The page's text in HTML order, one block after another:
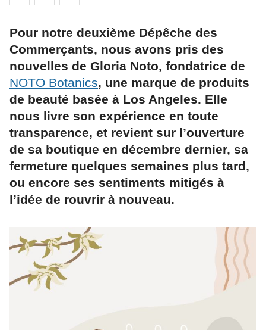
Pour notre deuxième Dépêche des
Commerçants, nous avons pris des
nouvelles de Gloria Noto, fondatrice de
NOTO Botanics, une marque de produits
de beauté basée à Los Angeles. Elle
nous livre son expérience en toute
transparence, et revient sur l’ouverture
de sa boutique en décembre dernier, sa
fermeture quelques semaines plus tard,
ou encore ses sentiments mitigés à
l’idée de rouvrir à nouveau.